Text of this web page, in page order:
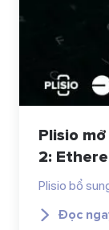
Plisio
2:
Plisio bổ
Đọc